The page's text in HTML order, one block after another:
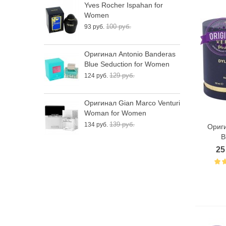
Yves Rocher Ispahan for
Women
93 руб. 100 руб.
Оригинал Antonio Banderas
Blue Seduction for Women
124 руб. 129 руб.
Оригинал Gian Marco Venturi
Woman for Women
134 руб. 139 руб.